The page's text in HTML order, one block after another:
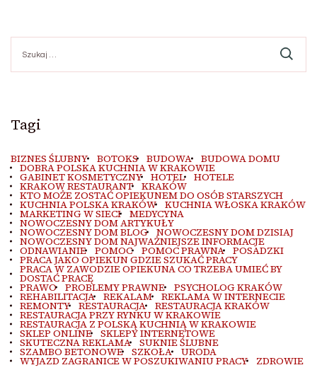
Tagi
BIZNES ŚLUBNY BOTOKS BUDOWA BUDOWA DOMU
DOBRA POLSKA KUCHNIA W KRAKOWIE
GABINET KOSMETYCZNY HOTEL HOTELE
KRAKOW RESTAURANT KRAKÓW
KTO MOŻE ZOSTAĆ OPIEKUNEM DO OSÓB STARSZYCH
KUCHNIA POLSKA KRAKÓW KUCHNIA WŁOSKA KRAKÓW
MARKETING W SIECI MEDYCYNA
NOWOCZESNY DOM ARTYKUŁY
NOWOCZESNY DOM BLOG NOWOCZESNY DOM DZISIAJ
NOWOCZESNY DOM NAJWAŻNIEJSZE INFORMACJE
ODNAWIANIE POMOC POMOC PRAWNA POSADZKI
PRACA JAKO OPIEKUN GDZIE SZUKAĆ PRACY
PRACA W ZAWODZIE OPIEKUNA CO TRZEBA UMIEĆ BY
DOSTAĆ PRACĘ
PRAWO PROBLEMY PRAWNE PSYCHOLOG KRAKÓW
REHABILITACJA REKALAM REKLAMA W INTERNECIE
REMONTY RESTAURACJA RESTAURACJA KRAKÓW
RESTAURACJA PRZY RYNKU W KRAKOWIE
RESTAURACJA Z POLSKĄ KUCHNIĄ W KRAKOWIE
SKLEP ONLINE SKLEPY INTERNETOWE
SKUTECZNA REKLAMA SUKNIE ŚLUBNE
SZAMBO BETONOWE SZKOŁA URODA
WYJAZD ZAGRANICE W POSZUKIWANIU PRACY ZDROWIE